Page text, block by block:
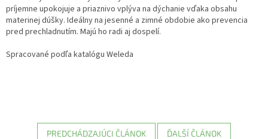
príjemne upokojuje a priaznivo vplýva na dýchanie vďaka obsahu
materinej dúšky. Ideálny na jesenné a zimné obdobie ako prevencia
pred prechladnutím. Majú ho radi aj dospelí.
Spracované podľa katalógu Weleda
PREDCHÁDZAJÚCI ČLÁNOK ĎALŠÍ ČLÁNOK